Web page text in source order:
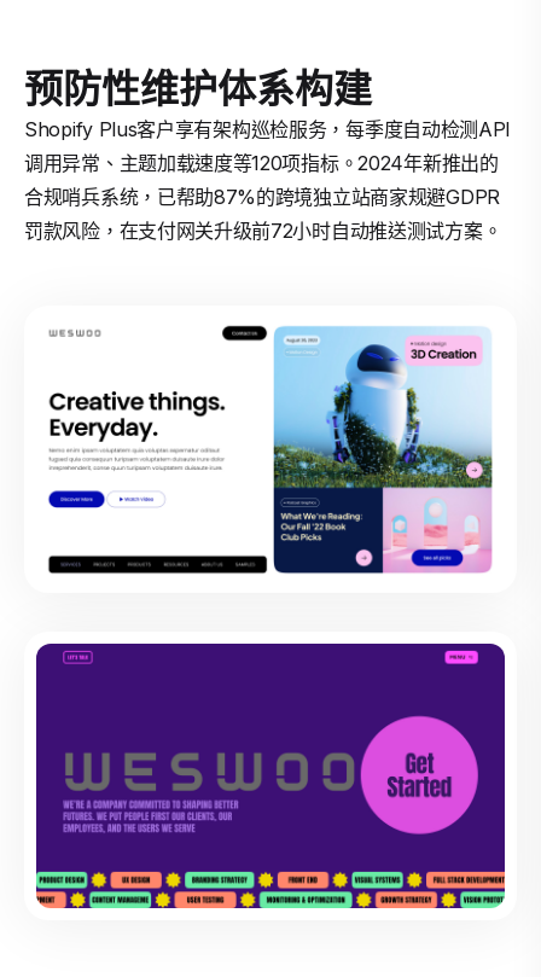
预防性维护体系构建
Shopify Plus客户享有架构巡检服务，每季度自动检测API
调用异常、主题加载速度等120项指标。2024年新推出的
合规哨兵系统，已帮助87%的跨境独立站商家规避GDPR
罚款风险，在支付网关升级前72小时自动推送测试方案。